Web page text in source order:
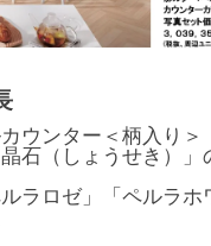
ウンター＜柄入り＞
石（しょうせき）」
ラロゼ」「ペルラホ